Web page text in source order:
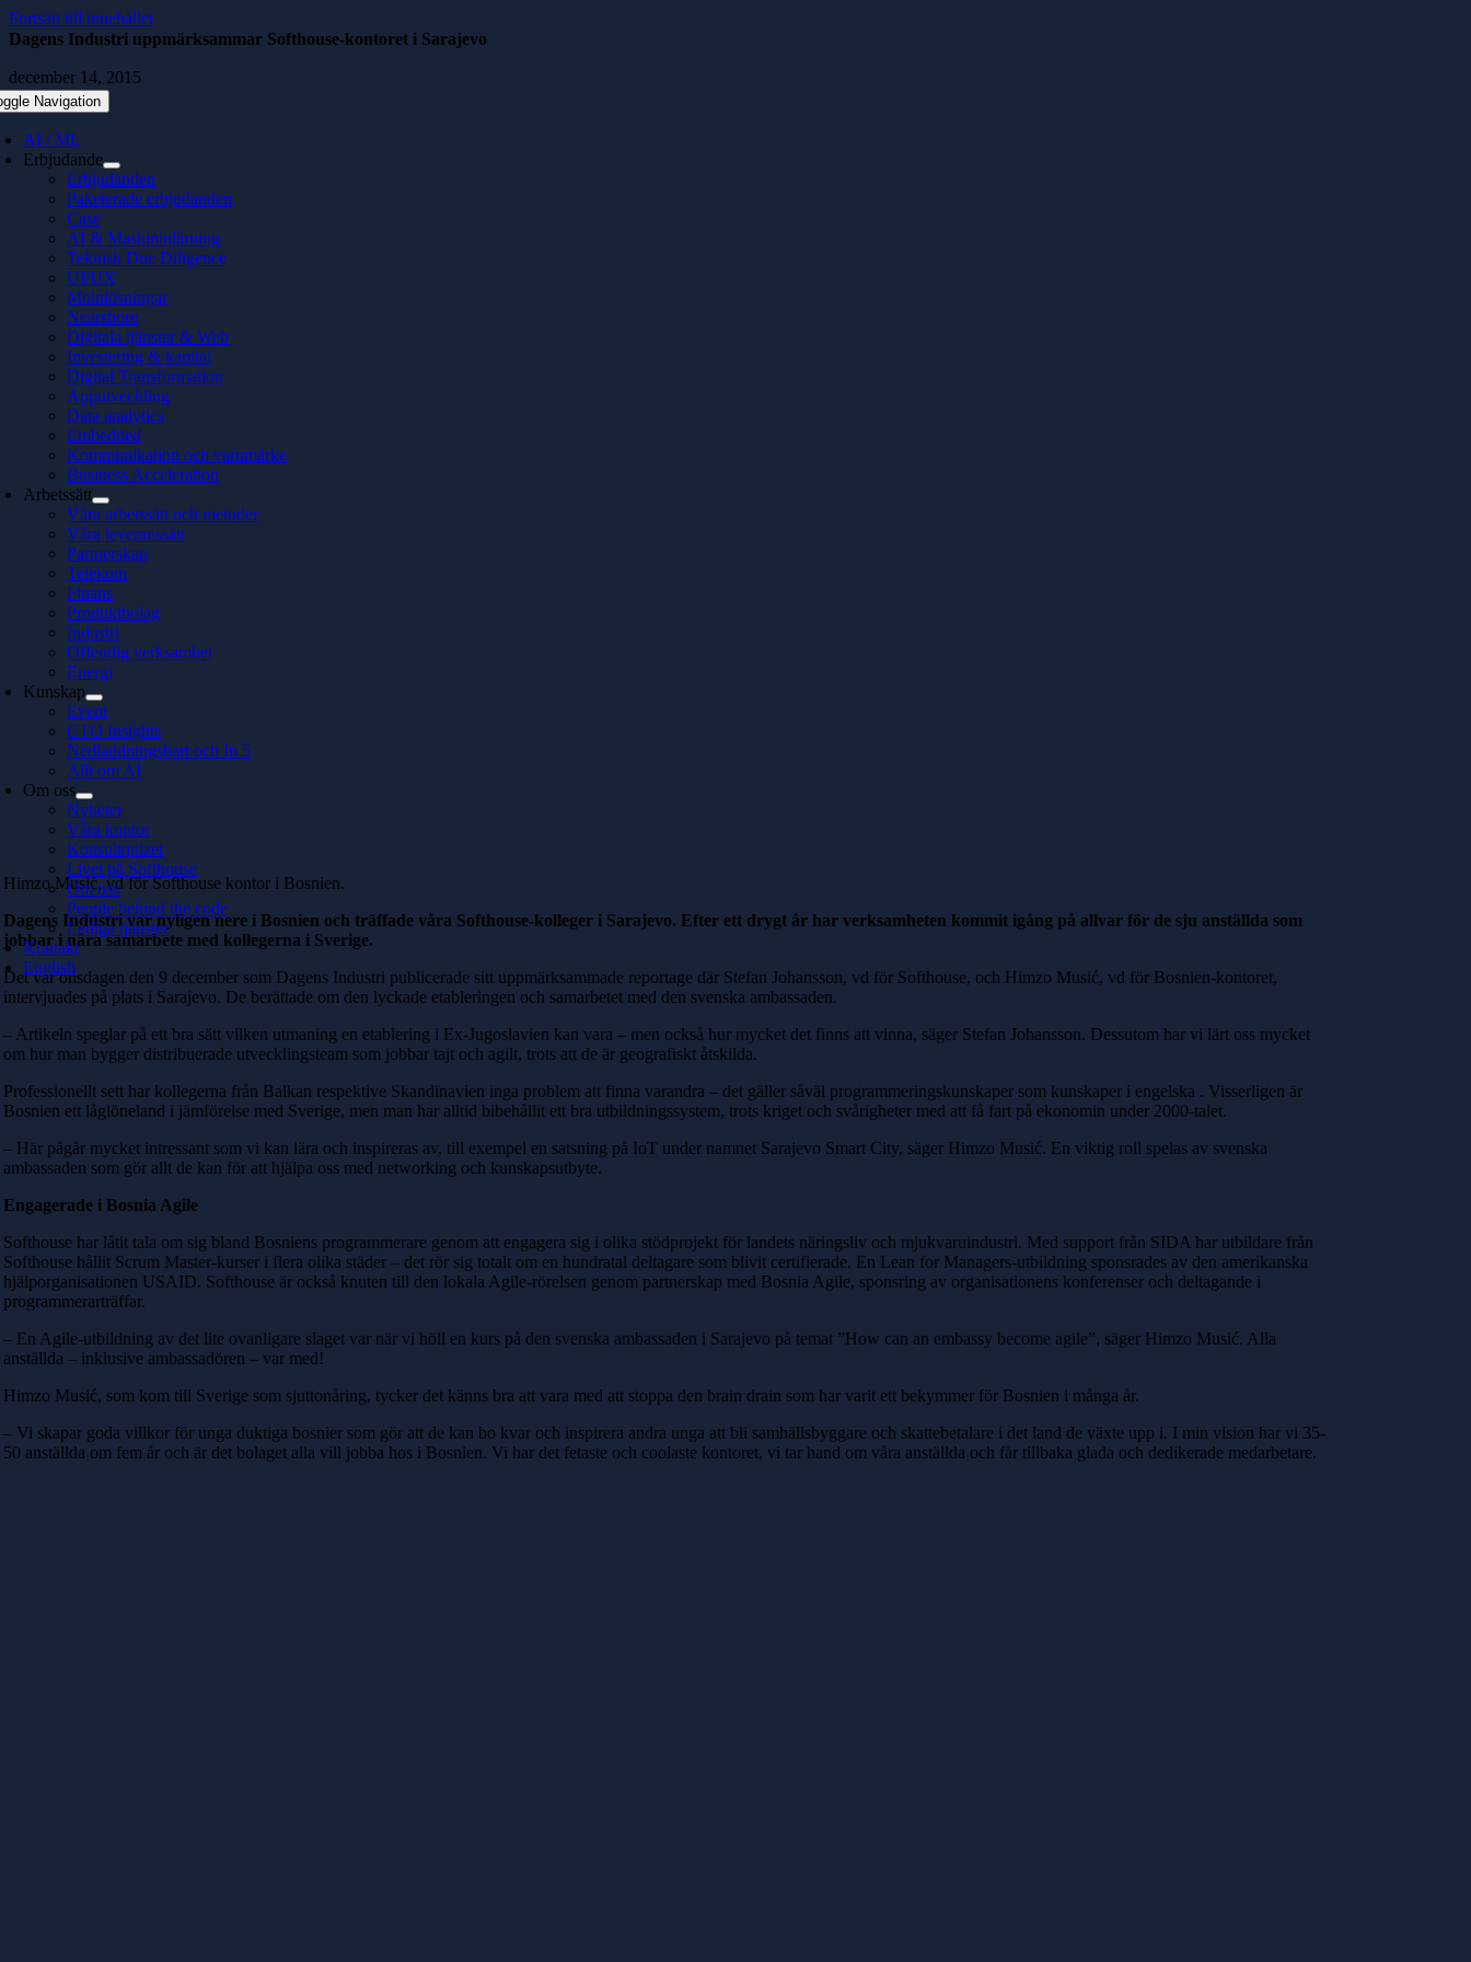
Fortsätt till innehållet
Navigation
AI / ML
Erbjudande
Erbjudanden
Paketerade erbjudanden
Case
AI & Maskininlärning
Teknisk Due Diligence
UI/UX
Molnlösningar
Nearshore
Digitala tjänster & Web
Investering & kapital
Digital Transformation
Apputveckling
Data analytics
Embedded
Kommunikation och varumärke
Business Acceleration
Arbetssätt
Våra arbetssätt och metoder
Våra leveranssätt
Partnerskap
Telekom
Finans
Produktbolag
Industri
Offentlig verksamhet
Energi
Kunskap
Event
CTO Insights
Nedladdningsbart och In 5
Allt om AI
Om oss
Nyheter
Våra kontor
Konsultquizet
Livet på Softhouse
Om oss
People behind the code
Lediga tjänster
Kontakt
English
Dagens Industri uppmärksammar Softhouse-kontoret i Sarajevo
december 14, 2015
Himzo Musić, vd för Softhouse kontor i Bosnien.
Dagens Industri var nyligen nere i Bosnien och träffade våra Softhouse-kolleger i Sarajevo. Efter ett drygt år har verksamheten kommit igång på allvar för de sju anställda som
jobbar i nära samarbete med kollegerna i Sverige.
Det var onsdagen den 9 december som Dagens Industri publicerade sitt uppmärksammade reportage där Stefan Johansson, vd för Softhouse, och Himzo Musić, vd för Bosnien-kontoret,
intervjuades på plats i Sarajevo. De berättade om den lyckade etableringen och samarbetet med den svenska ambassaden.
– Artikeln speglar på ett bra sätt vilken utmaning en etablering i Ex-Jugoslavien kan vara – men också hur mycket det finns att vinna, säger Stefan Johansson. Dessutom har vi lärt oss mycket
om hur man bygger distribuerade utvecklingsteam som jobbar tajt och agilt, trots att de är geografiskt åtskilda.
Professionellt sett har kollegerna från Balkan respektive Skandinavien inga problem att finna varandra – det gäller såväl programmeringskunskaper som kunskaper i engelska . Visserligen är
Bosnien ett låglöneland i jämförelse med Sverige, men man har alltid bibehållit ett bra utbildningssystem, trots kriget och svårigheter med att få fart på ekonomin under 2000-talet.
– Här pågår mycket intressant som vi kan lära och inspireras av, till exempel en satsning på IoT under namnet Sarajevo Smart City, säger Himzo Musić. En viktig roll spelas av svenska
ambassaden som gör allt de kan för att hjälpa oss med networking och kunskapsutbyte.
Engagerade i Bosnia Agile
Softhouse har låtit tala om sig bland Bosniens programmerare genom att engagera sig i olika stödprojekt för landets näringsliv och mjukvaruindustri. Med support från SIDA har utbildare från
Softhouse hållit Scrum Master-kurser i flera olika städer – det rör sig totalt om en hundratal deltagare som blivit certifierade. En Lean for Managers-utbildning sponsrades av den amerikanska
hjälporganisationen USAID. Softhouse är också knuten till den lokala Agile-rörelsen genom partnerskap med Bosnia Agile, sponsring av organisationens konferenser och deltagande i
programmerarträffar.
– En Agile-utbildning av det lite ovanligare slaget var när vi höll en kurs på den svenska ambassaden i Sarajevo på temat ”How can an embassy become agile”, säger Himzo Musić. Alla
anställda – inklusive ambassadören – var med!
Himzo Musić, som kom till Sverige som sjuttonåring, tycker det känns bra att vara med att stoppa den brain drain som har varit ett bekymmer för Bosnien i många år.
– Vi skapar goda villkor för unga duktiga bosnier som gör att de kan bo kvar och inspirera andra unga att bli samhällsbyggare och skattebetalare i det land de växte upp i. I min vision har vi 35-
50 anställda om fem år och är det bolaget alla vill jobba hos i Bosnien. Vi har det fetaste och coolaste kontoret, vi tar hand om våra anställda och får tillbaka glada och dedikerade medarbetare.